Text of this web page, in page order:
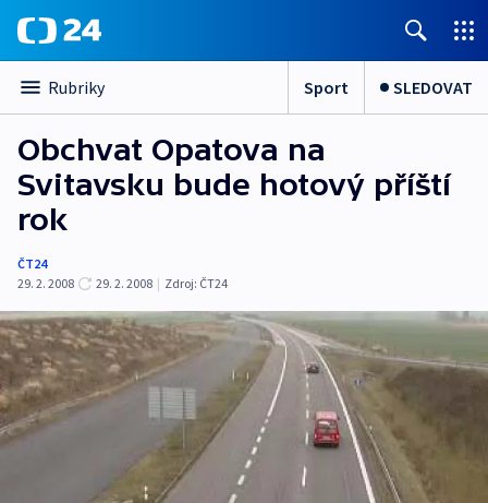
Rubriky Sport SLEDOVAT
Obchvat Opatova na
Svitavsku bude hotový příští
rok
ČT24
29. 2. 2008
29. 2. 2008 | Zdroj: ČT24